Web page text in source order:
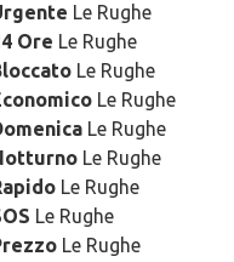
Le Rughe
Ore Le Rughe
Le Rughe
Le Rughe
Le Rughe
Le Rughe
Le Rughe
Le Rughe
Le Rughe